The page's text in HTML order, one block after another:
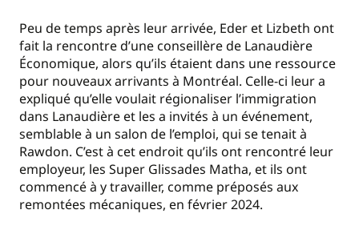
Peu de temps après leur arrivée, Eder et Lizbeth ont
fait la rencontre d’une conseillère de Lanaudière
Économique, alors qu’ils étaient dans une ressource
pour nouveaux arrivants à Montréal. Celle-ci leur a
expliqué qu’elle voulait régionaliser l’immigration
dans Lanaudière et les a invités à un événement,
semblable à un salon de l’emploi, qui se tenait à
Rawdon. C’est à cet endroit qu’ils ont rencontré leur
employeur, les Super Glissades Matha, et ils ont
commencé à y travailler, comme préposés aux
remontées mécaniques, en février 2024.